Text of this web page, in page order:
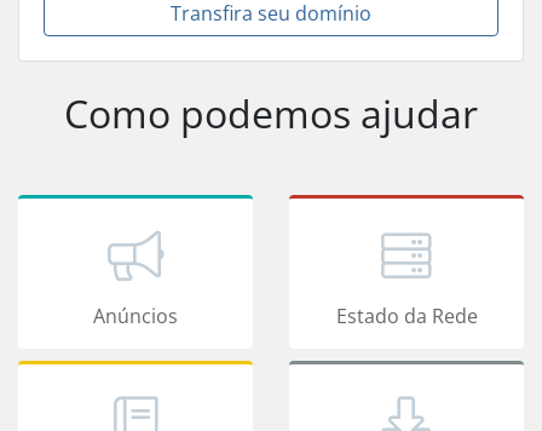
Transfira seu domínio
Como podemos ajudar
Anúncios Estado da Rede